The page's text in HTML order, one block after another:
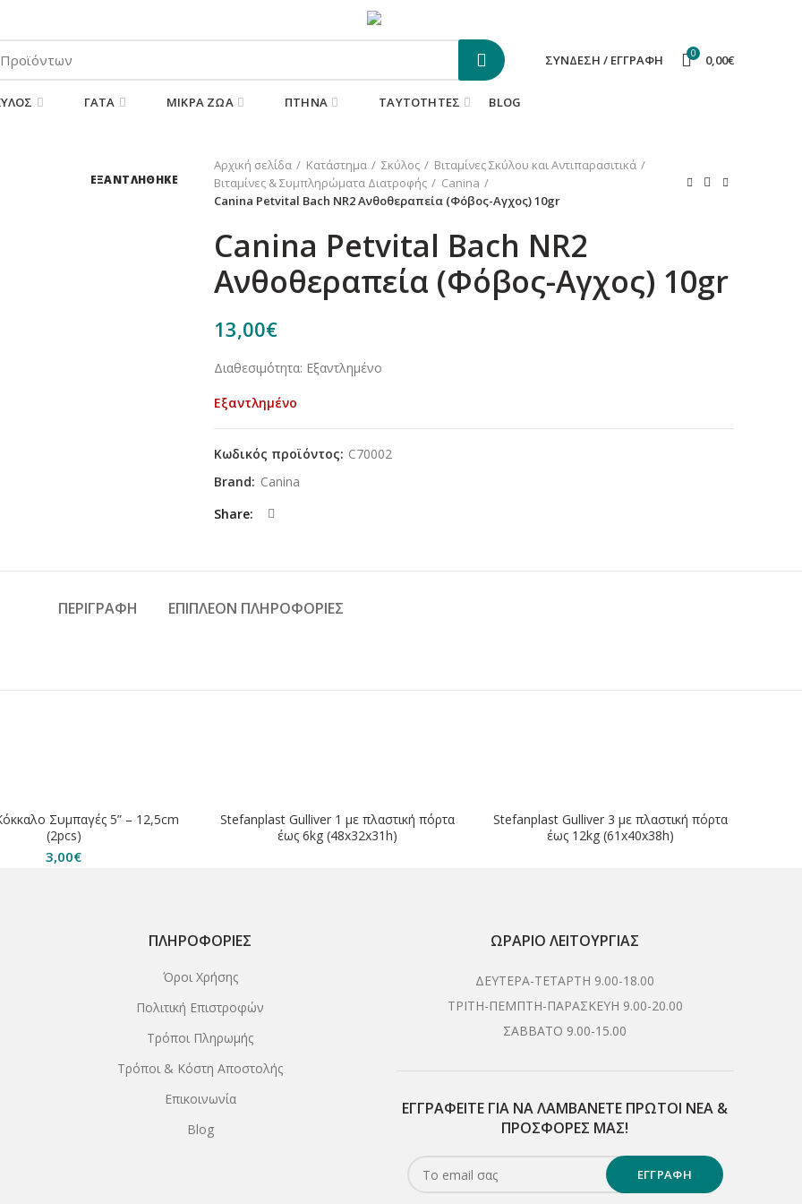
ΣΎΝΔΕΣΗ / ΕΓΓΡΑΦΉ 0 0,00€
ΓΆΤΑ ΜΙΚΡΆ ΖΏΑ ΠΤΗΝΆ ΤΑΥΤΌΤΗΤΕΣ BLOG
ΕΞΑΝΤΛΗΘΗΚΕ
Αρχική σελίδα
Κατάστημα Σκύλος
Βιταμίνες Σκύλου και Αντιπαρασιτικά
Βιταμίνες & Συμπληρώματα Διατροφής
Canina
Canina Petvital Bach NR2 Ανθοθεραπεία (Φόβος-Αγχος) 10gr
Canina Petvital Bach NR2
Ανθοθεραπεία (Φόβος-Αγχος) 10gr
13,00€
Διαθεσιμότητα: Εξαντλημένο
Εξαντλημένο
Κωδικός προϊόντος: C70002
Brand: Canina
Share
ΠΕΡΙΓΡΑΦΉ ΕΠΙΠΛΈΟΝ ΠΛΗΡΟΦΟΡΊΕΣ
Συμπαγές 5” – 12,5cm
(2pcs)
3,00€
Stefanplast Gulliver 1 με πλαστική πόρτα
έως 6kg (48x32x31h)
Stefanplast Gulliver 3 με πλαστική πόρτα
έως 12kg (61x40x38h)
ΠΛΗΡΟΦΟΡΊΕΣ
Όροι Χρήσης
Πολιτική Επιστροφών
Τρόποι Πληρωμής
Τρόποι & Κόστη Αποστολής
Επικοινωνία
Blog
ΩΡΆΡΙΟ ΛΕΙΤΟΥΡΓΊΑΣ
ΔΕΥΤΕΡΑ-ΤΕΤΑΡΤΗ 9.00-18.00
ΤΡΙΤΗ-ΠΕΜΠΤΗ-ΠΑΡΑΣΚΕΥΗ 9.00-20.00
ΣΑΒΒΑΤΟ 9.00-15.00
ΕΓΓΡΑΦΕΊΤΕ ΓΙΑ ΝΑ ΛΑΜΒΆΝΕΤΕ ΠΡΏΤΟΙ NΈΑ &
ΠΡΟΣΦΟΡΈΣ ΜΑΣ!